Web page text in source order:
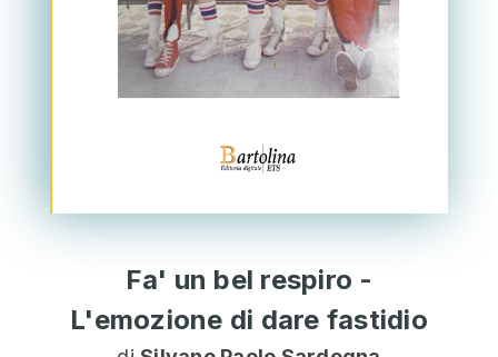
Fa' un bel respiro -
L'emozione di dare fastidio